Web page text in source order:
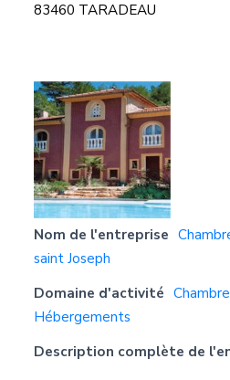
83460 TARADEAU
Nom de l'entreprise
saint Joseph
Domaine d'activité
Hébergements
Description complète de